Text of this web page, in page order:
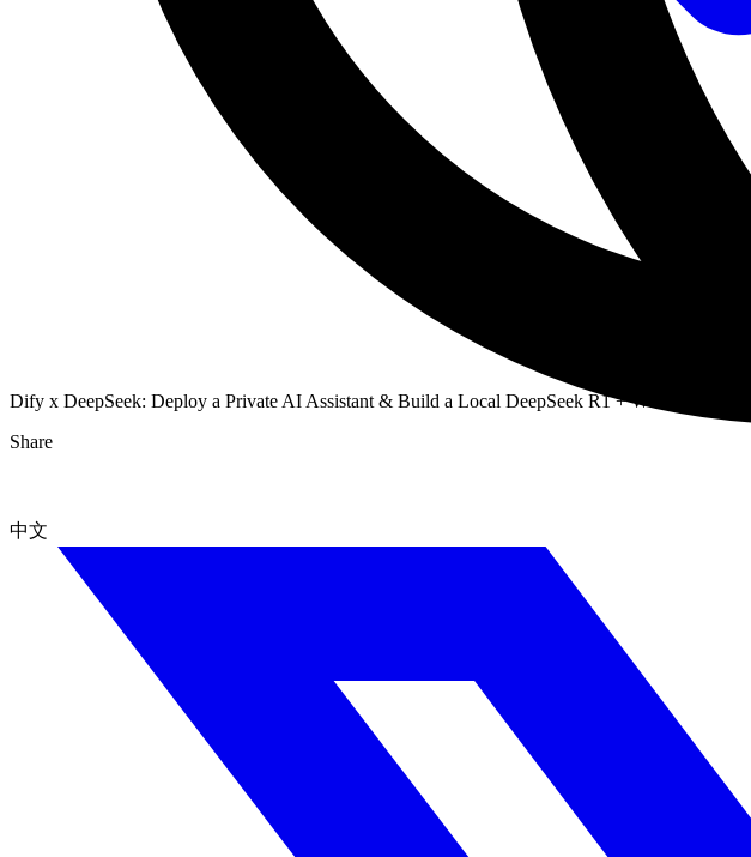
中文
Dify x DeepSeek: Deploy a Private AI Assistant & Build a Local DeepSeek R1 + Web Search App
Share